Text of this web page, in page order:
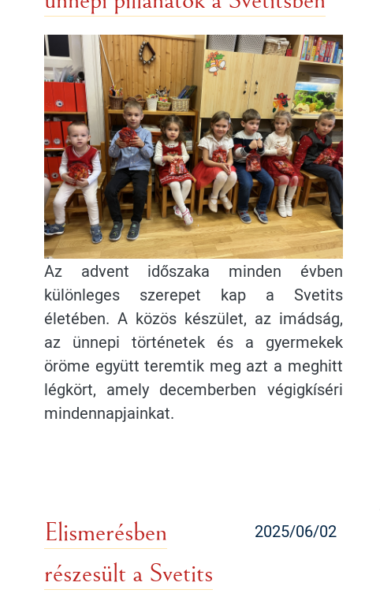
Az advent időszaka minden évben
különleges szerepet kap a Svetits
életében. A közös készület, az imádság,
az ünnepi történetek és a gyermekek
öröme együtt teremtik meg azt a meghitt
légkört, amely decemberben végigkíséri
mindennapjainkat.
2025/06/02
Elismerésben
részesült a Svetits